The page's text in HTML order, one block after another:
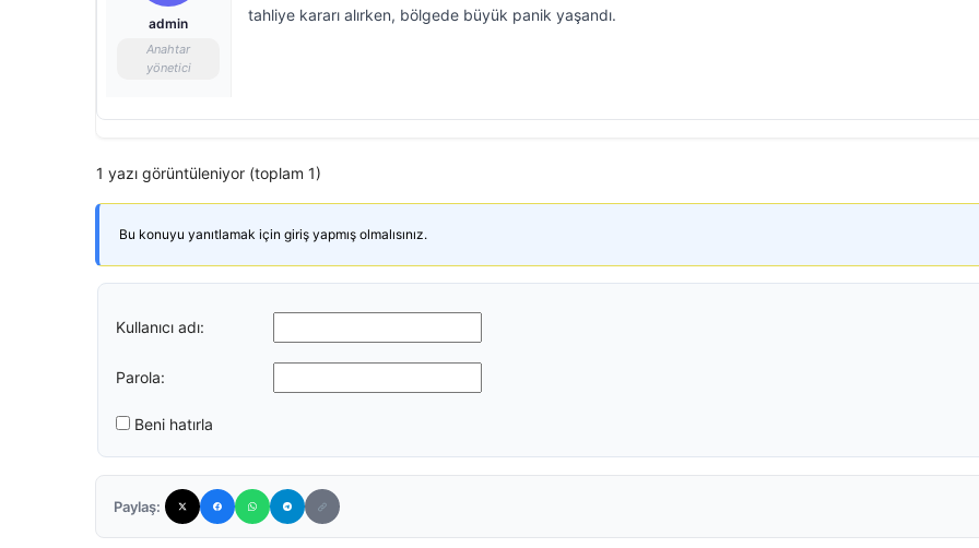
admin
Anahtar
yönetici
tahliye kararı alırken, bölgede büyük panik yaşandı.
1 yazı görüntüleniyor (toplam 1)
Bu konuyu yanıtlamak için giriş yapmış olmalısınız.
Kullanıcı adı:
Parola:
Beni hatırla
Paylaş: